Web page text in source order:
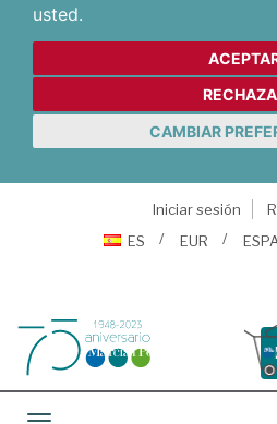
usted.
CAMBIAR
Iniciar sesión
ES
EUR